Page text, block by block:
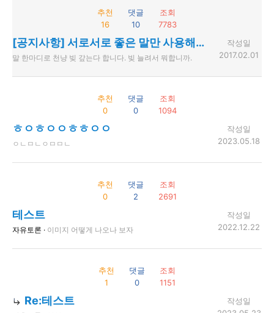
추천
16
댓글
10
조회
7783
[공지사항] 서로서로 좋은 말만 사용해주세요.
말 한마디로 천냥 빚 갚는다 합니다. 빚 늘려서 뭐합니까.
작성일
2017.02.01
추천
0
댓글
0
조회
1094
ㅎㅇㅎㅇㅇㅎㅎㅇㅇ
ㅇㄴㅁㄴㅇㅁㅁㄴ
작성일
2023.05.18
추천
0
댓글
2
조회
2691
테스트
자유토론 · 이미지 어떻게 나오나 보자
작성일
2022.12.22
추천
1
댓글
0
조회
1151
Re:테스트
작성일